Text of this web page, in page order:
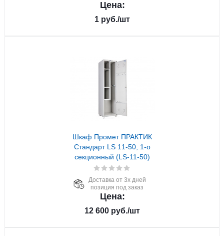
Цена:
1 руб./шт
Шкаф Промет ПРАКТИК
Стандарт LS 11-50, 1-о
секционный (LS-11-50)
Доставка от 3х дней
позиция под заказ
Цена:
12 600 руб./шт